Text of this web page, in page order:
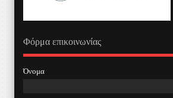
Φόρμα επικοινωνίας
Όνομα